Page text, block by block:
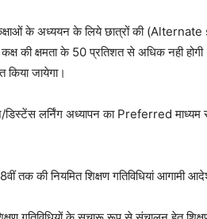
के अध्ययन के लिये छात्रों की (Alternate
कक्ष की क्षमता के 50 प्रतिशत से अधिक नही
किया जायेगा।
लर्निंग अध्यापन का Preferred माध्यम
तक की नियमित शिक्षण गतिविधियां